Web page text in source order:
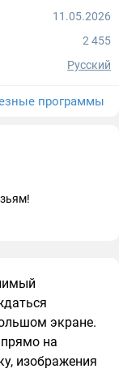
11.05.2026
2 455
Русский
программы
экране.
на
изображения